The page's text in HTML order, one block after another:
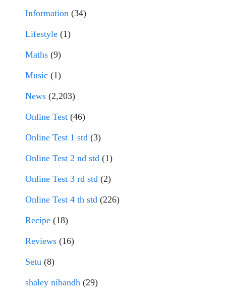
Information (34)
Lifestyle (1)
Maths (9)
Music (1)
News (2,203)
Online Test (46)
Online Test 1 std (3)
Online Test 2 nd std (1)
Online Test 3 rd std (2)
Online Test 4 th std (226)
Recipe (18)
Reviews (16)
Setu (8)
shaley nibandh (29)